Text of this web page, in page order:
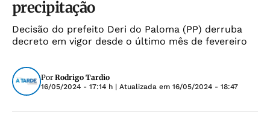
precipitação
Decisão do prefeito Deri do Paloma (PP) derruba
decreto em vigor desde o último mês de fevereiro
Por Rodrigo Tardio
16/05/2024 - 17:14 h | Atualizada em 16/05/2024 - 18:47